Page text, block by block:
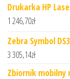
Drukarka HP
1 246,70zł
Zebra Symbol
3 305,14zł
Zbiornik mobilny